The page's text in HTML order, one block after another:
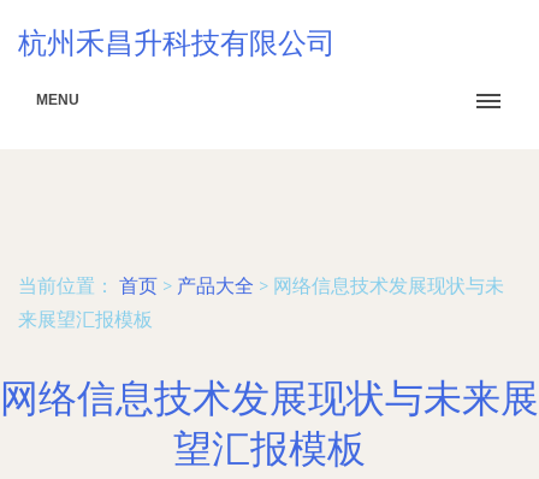
杭州禾昌升科技有限公司
MENU
当前位置： 首页 > 产品大全 > 网络信息技术发展现状与未
来展望汇报模板
网络信息技术发展现状与未来展
望汇报模板